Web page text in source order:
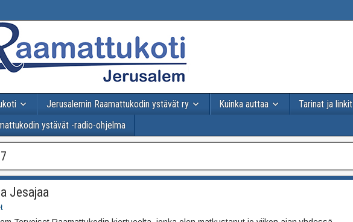
Jerusalemin Raamattukodin ystävät ry Kuinka auttaa Tarinat ja linkit
ystävät -radio-ohjelma
Jesajaa